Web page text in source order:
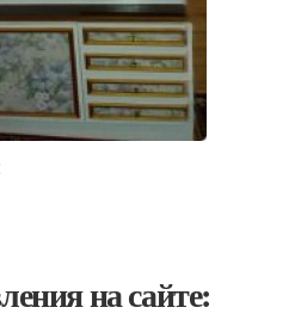
на сайте: